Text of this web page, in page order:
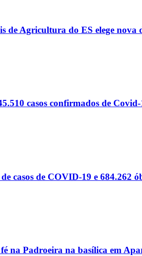
de Agricultura do ES elege
casos confirmados de Covid-
casos de COVID-19 e 684.262
na Padroeira na basílica em